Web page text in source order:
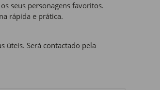
seus personagens favoritos.
rápida e prática.
úteis. Será contactado pela